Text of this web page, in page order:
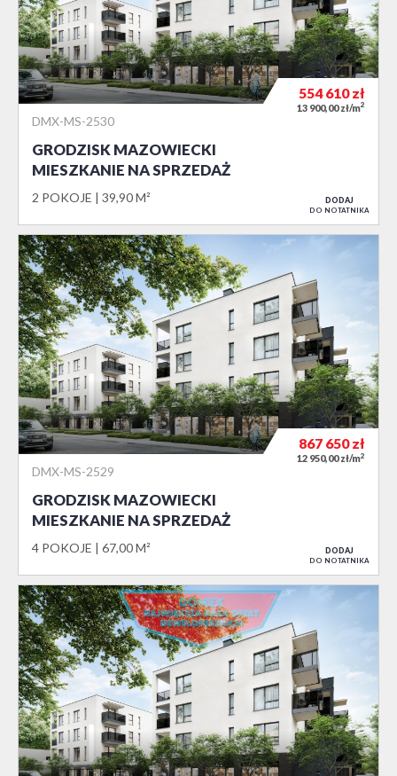
DMX-MS-2530
GRODZISK MAZOWIECKI
MIESZKANIE NA SPRZEDAŻ
2 POKOJE 39,90 M²
554 610zł
13 900,00 zł/m2
DODAJ
DO NOTATNIKA
DMX-MS-2529
GRODZISK MAZOWIECKI
MIESZKANIE NA SPRZEDAŻ
4 POKOJE 67,00 M²
867 650zł
12 950,00 zł/m2
DODAJ
DO NOTATNIKA